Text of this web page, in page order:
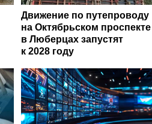
Движение по путепроводу
на Октябрьском проспекте
в Люберцах запустят
к 2028 году